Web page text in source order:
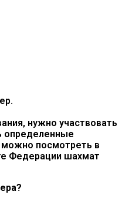
нужно участвовать
определенные
посмотреть в
Федерации шахмат
?